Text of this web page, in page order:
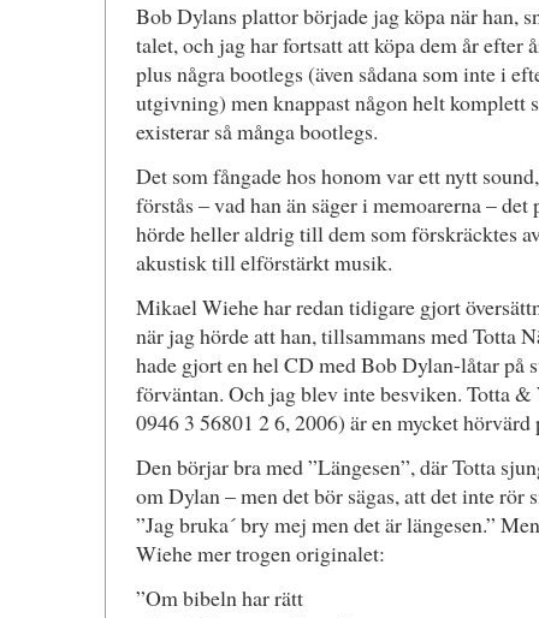
Bob Dylans plattor började jag köpa när han,
talet, och jag har fortsatt att köpa dem år efter
plus några bootlegs (även sådana som inte i
utgivning) men knappast någon helt komplett
existerar så många bootlegs.
Det som fångade hos honom var ett nytt
förstås – vad han än säger i memoarerna –
hörde heller aldrig till dem som förskräcktes
akustisk till elförstärkt musik.
Mikael Wiehe har redan tidigare gjort
när jag hörde att han, tillsammans med Totta
hade gjort en hel CD med Bob Dylan-låtar på
förväntan. Och jag blev inte besviken. Totta
0946 3 56801 2 6, 2006) är en mycket hörvärd
Den börjar bra med ”Längesen”, där Totta
om Dylan – men det bör sägas, att det inte rör
”Jag bruka´ bry mej men det är längesen.”
Wiehe mer trogen originalet:
”Om bibeln har rätt